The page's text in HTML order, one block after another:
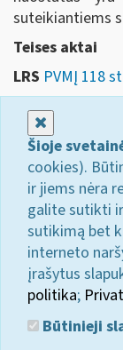
suteikiantiems
Teises aktai
LRS PVMĮ 118
Šioje
cookies).
ir jiems nėra
galite sutikti
sutikimą bet
interneto
įrašytus
politika;
Būtinieji